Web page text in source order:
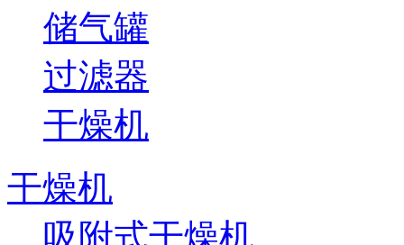
储气罐
过滤器
干燥机
干燥机
吸附式干燥机